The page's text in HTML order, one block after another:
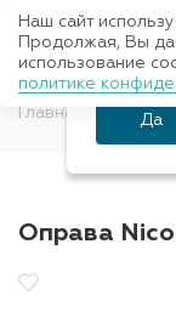
Главная
Оправа
Ваш
Да
Наш сайт
Продолжая, Вы
использование
политике